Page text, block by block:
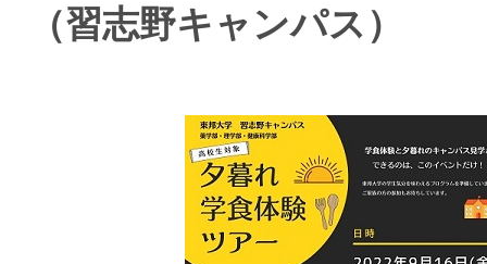
（習志野キャンパス）